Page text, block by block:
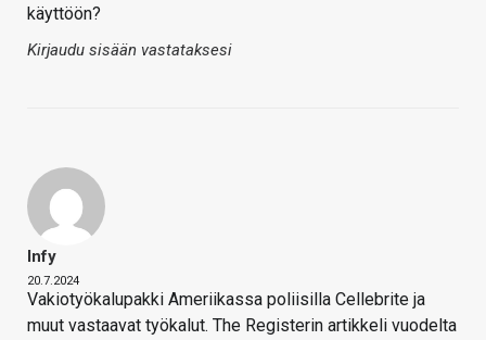
käyttöön?
Kirjaudu sisään vastataksesi
Infy
20.7.2024
Vakiotyökalupakki Ameriikassa poliisilla Cellebrite ja
muut vastaavat työkalut. The Registerin artikkeli vuodelta